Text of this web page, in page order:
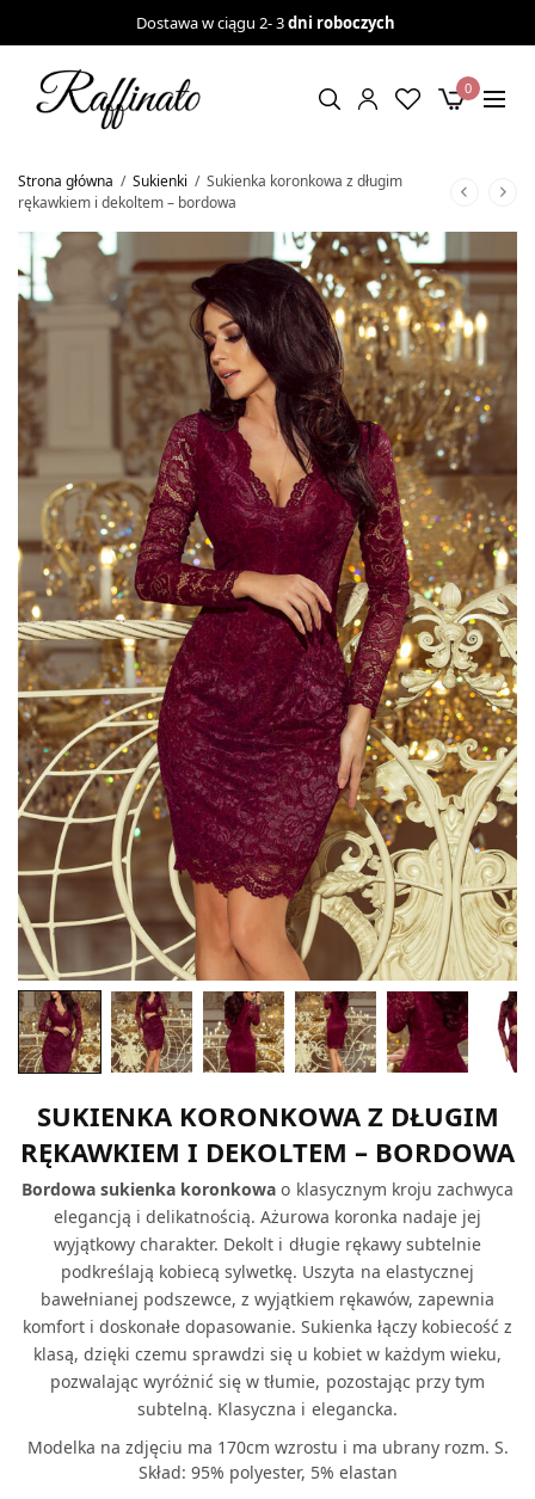
Dostawa w ciągu 2- 3dni roboczych
0
Strona główna / Sukienki / Sukienka koronkowa z długim
rękawkiem i dekoltem – bordowa
SUKIENKA KORONKOWA Z DŁUGIM
RĘKAWKIEM I DEKOLTEM – BORDOWA
Bordowa sukienka koronkowa o klasycznym kroju zachwyca
elegancją i delikatnością. Ażurowa koronka nadaje jej
wyjątkowy charakter. Dekolt i długie rękawy subtelnie
podkreślają kobiecą sylwetkę. Uszyta na elastycznej
bawełnianej podszewce, z wyjątkiem rękawów, zapewnia
komfort i doskonałe dopasowanie. Sukienka łączy kobiecość z
klasą, dzięki czemu sprawdzi się u kobiet w każdym wieku,
pozwalając wyróżnić się w tłumie, pozostając przy tym
subtelną. Klasyczna i elegancka.
Modelka na zdjęciu ma 170cm wzrostu i ma ubrany rozm. S.
Skład: 95% polyester, 5% elastan